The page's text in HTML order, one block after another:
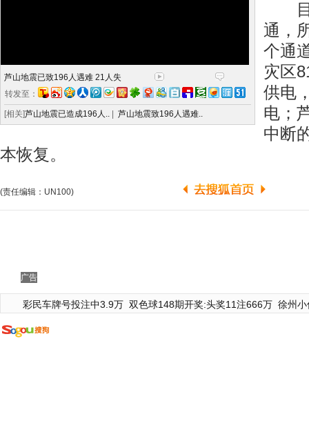
芦山地震已致196人遇难 21人失
转发至：
[相关]芦山地震已造成196人.. 芦山地震致196人遇难..
目
通，
个通
灾区
供电
电；
中断
本恢复。
(责任编辑：UN100)
广告
彩民车牌号投注中3.9万 双色球148期开奖:头奖11注666万 徐州